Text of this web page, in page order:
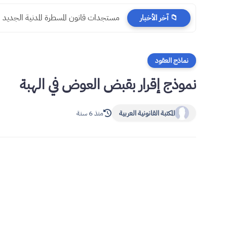
📁 آخر الأخبار مستجدات قانون المسطرة المدنية الجديد
نماذج العقود
نموذج إقرار بقبض العوض في الهبة
المكتبة القانونية العربية منذ 6 سنة